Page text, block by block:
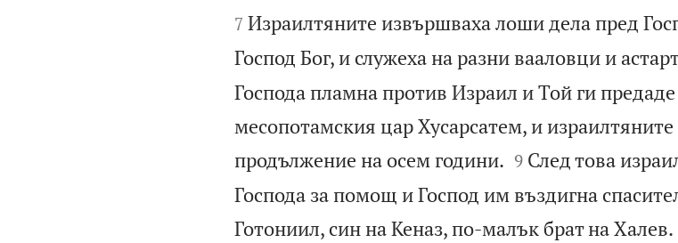


7 Израилтяните извършваха лоши дела пред
Господ Бог, и служеха на разни вааловци и
Господа пламна против Израил и Той ги
месопотамския цар Хусарсатем, и
продължение на осем години.
9 След това
Господа за помощ и Господ им въздигна
Готониил, син на Кеназ, по-малък брат на Халев.